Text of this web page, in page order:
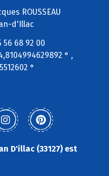
ROUSSEAU
d'Illac
56 68 92 00
° ,
°
D'illac (33127) est